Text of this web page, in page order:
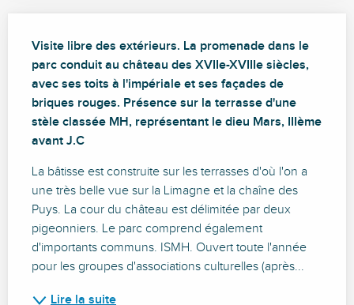
Visite libre des extérieurs. La promenade dans le
parc conduit au château des XVIIe-XVIIIe siècles,
avec ses toits à l'impériale et ses façades de
briques rouges. Présence sur la terrasse d'une
stèle classée MH, représentant le dieu Mars, IIIème
avant J.C
La bâtisse est construite sur les terrasses d'où l'on a
une très belle vue sur la Limagne et la chaîne des
Puys. La cour du château est délimitée par deux
pigeonniers. Le parc comprend également
d'importants communs. ISMH. Ouvert toute l'année
pour les groupes d'associations culturelles (après...
Lire la suite